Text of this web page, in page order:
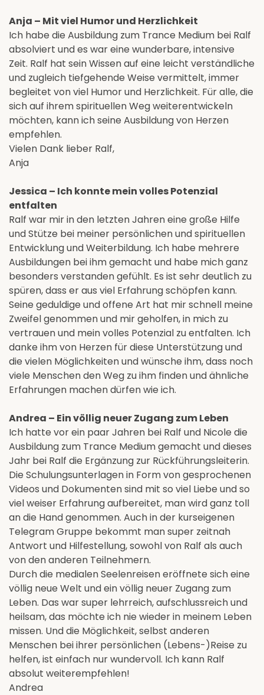
Anja – Mit viel Humor und Herzlichkeit
Ich habe die Ausbildung zum Trance Medium bei Ralf
absolviert und es war eine wunderbare, intensive
Zeit. Ralf hat sein Wissen auf eine leicht verständliche
und zugleich tiefgehende Weise vermittelt, immer
begleitet von viel Humor und Herzlichkeit. Für alle, die
sich auf ihrem spirituellen Weg weiterentwickeln
möchten, kann ich seine Ausbildung von Herzen
empfehlen.
Vielen Dank lieber Ralf,
Anja
Jessica – Ich konnte mein volles Potenzial
entfalten
Ralf war mir in den letzten Jahren eine große Hilfe
und Stütze bei meiner persönlichen und spirituellen
Entwicklung und Weiterbildung. Ich habe mehrere
Ausbildungen bei ihm gemacht und habe mich ganz
besonders verstanden gefühlt. Es ist sehr deutlich zu
spüren, dass er aus viel Erfahrung schöpfen kann.
Seine geduldige und offene Art hat mir schnell meine
Zweifel genommen und mir geholfen, in mich zu
vertrauen und mein volles Potenzial zu entfalten. Ich
danke ihm von Herzen für diese Unterstützung und
die vielen Möglichkeiten und wünsche ihm, dass noch
viele Menschen den Weg zu ihm finden und ähnliche
Erfahrungen machen dürfen wie ich.
Andrea – Ein völlig neuer Zugang zum Leben
Ich hatte vor ein paar Jahren bei Ralf und Nicole die
Ausbildung zum Trance Medium gemacht und dieses
Jahr bei Ralf die Ergänzung zur Rückführungsleiterin.
Die Schulungsunterlagen in Form von gesprochenen
Videos und Dokumenten sind mit so viel Liebe und so
viel weiser Erfahrung aufbereitet, man wird ganz toll
an die Hand genommen. Auch in der kurseigenen
Telegram Gruppe bekommt man super zeitnah
Antwort und Hilfestellung, sowohl von Ralf als auch
von den anderen Teilnehmern.
Durch die medialen Seelenreisen eröffnete sich eine
völlig neue Welt und ein völlig neuer Zugang zum
Leben. Das war super lehrreich, aufschlussreich und
heilsam, das möchte ich nie wieder in meinem Leben
missen. Und die Möglichkeit, selbst anderen
Menschen bei ihrer persönlichen (Lebens-)Reise zu
helfen, ist einfach nur wundervoll. Ich kann Ralf
absolut weiterempfehlen!
Andrea